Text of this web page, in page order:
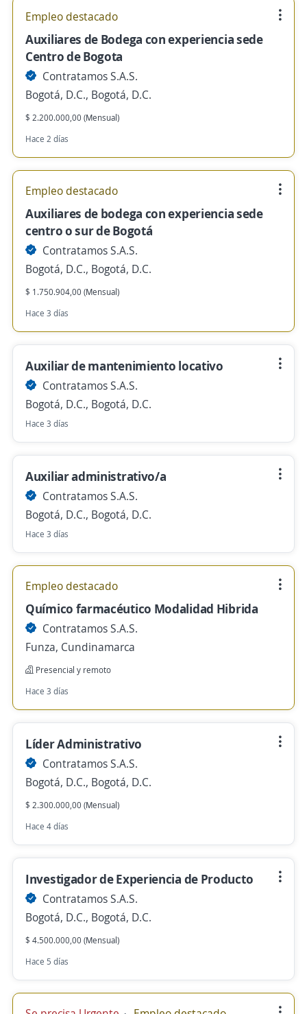
Empleo destacado
Auxiliares de Bodega con experiencia sede
Centro de Bogota
Contratamos S.A.S.
Bogotá, D.C., Bogotá, D.C.
$ 2.200.000,00 (Mensual)
Hace 2 días
Empleo destacado
Auxiliares de bodega con experiencia sede
centro o sur de Bogotá
Contratamos S.A.S.
Bogotá, D.C., Bogotá, D.C.
$ 1.750.904,00 (Mensual)
Hace 3 días
Auxiliar de mantenimiento locativo
Contratamos S.A.S.
Bogotá, D.C., Bogotá, D.C.
Hace 3 días
Auxiliar administrativo/a
Contratamos S.A.S.
Bogotá, D.C., Bogotá, D.C.
Hace 3 días
Empleo destacado
Químico farmacéutico Modalidad Hibrida
Contratamos S.A.S.
Funza, Cundinamarca
Presencial y remoto
Hace 3 días
Líder Administrativo
Contratamos S.A.S.
Bogotá, D.C., Bogotá, D.C.
$ 2.300.000,00 (Mensual)
Hace 4 días
Investigador de Experiencia de Producto
Contratamos S.A.S.
Bogotá, D.C., Bogotá, D.C.
$ 4.500.000,00 (Mensual)
Hace 5 días